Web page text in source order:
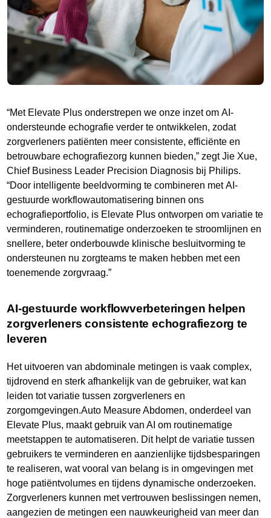
“Met Elevate Plus onderstrepen we onze inzet om AI-
ondersteunde echografie verder te ontwikkelen, zodat
zorgverleners patiënten meer consistente, efficiënte en
betrouwbare echografiezorg kunnen bieden,” zegt Jie Xue,
Chief Business Leader Precision Diagnosis bij Philips.
“Door intelligente beeldvorming te combineren met AI-
gestuurde workflowautomatisering binnen ons
echografieportfolio, is Elevate Plus ontworpen om variatie te
verminderen, routinematige onderzoeken te stroomlijnen en
snellere, beter onderbouwde klinische besluitvorming te
ondersteunen nu zorgteams te maken hebben met een
toenemende zorgvraag.”
AI-gestuurde workflowverbeteringen helpen
zorgverleners consistente echografiezorg te
leveren
Het uitvoeren van abdominale metingen is vaak complex,
tijdrovend en sterk afhankelijk van de gebruiker, wat kan
leiden tot variatie tussen zorgverleners en
zorgomgevingen.Auto Measure Abdomen, onderdeel van
Elevate Plus, maakt gebruik van AI om routinematige
meetstappen te automatiseren. Dit helpt de variatie tussen
gebruikers te verminderen en aanzienlijke tijdsbesparingen
te realiseren, wat vooral van belang is in omgevingen met
hoge patiëntvolumes en tijdens dynamische onderzoeken.
Zorgverleners kunnen met vertrouwen beslissingen nemen,
aangezien de metingen een nauwkeurigheid van meer dan